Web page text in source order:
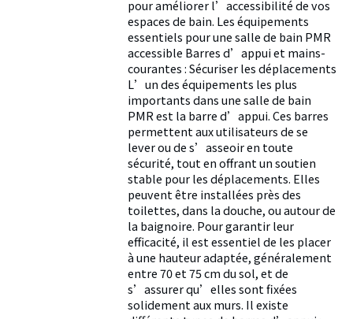
pour améliorer l’accessibilité de vos
espaces de bain. Les équipements
essentiels pour une salle de bain PMR
accessible Barres d’appui et mains-
courantes : Sécuriser les déplacements
L’un des équipements les plus
importants dans une salle de bain
PMR est la barre d’appui. Ces barres
permettent aux utilisateurs de se
lever ou de s’asseoir en toute
sécurité, tout en offrant un soutien
stable pour les déplacements. Elles
peuvent être installées près des
toilettes, dans la douche, ou autour de
la baignoire. Pour garantir leur
efficacité, il est essentiel de les placer
à une hauteur adaptée, généralement
entre 70 et 75 cm du sol, et de
s’assurer qu’elles sont fixées
solidement aux murs. Il existe